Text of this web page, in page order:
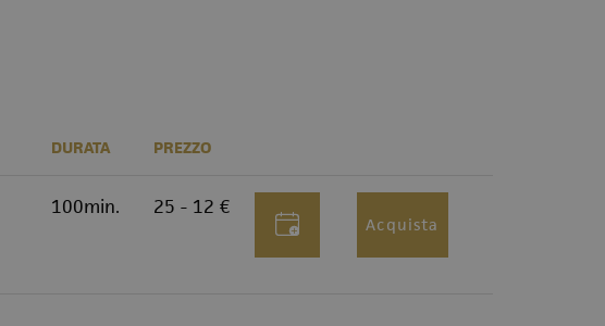
DURATA PREZZO
100min. 25 - 12 €
Acquista